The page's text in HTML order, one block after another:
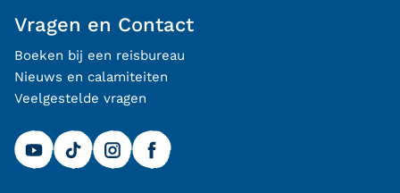
Vragen en Contact
Boeken bij een reisbureau
Nieuws en calamiteiten
Veelgestelde vragen